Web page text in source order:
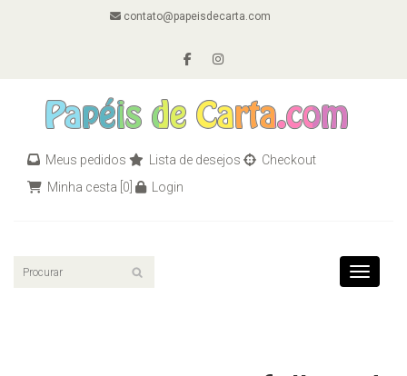
contato@papeisdecarta.com
Meus pedidos Lista de desejos
Checkout
Minha cesta [0] Login
Toggle